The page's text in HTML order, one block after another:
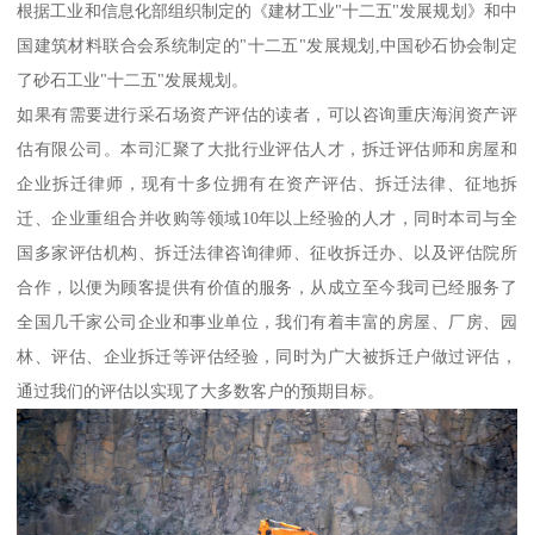
根据工业和信息化部组织制定的《建材工业"十二五"发展规划》和中
国建筑材料联合会系统制定的"十二五"发展规划,中国砂石协会制定
了砂石工业"十二五"发展规划。
如果有需要进行采石场资产评估的读者，可以咨询重庆海润资产评
估有限公司。本司汇聚了大批行业评估人才，拆迁评估师和房屋和
企业拆迁律师，现有十多位拥有在资产评估、拆迁法律、征地拆
迁、企业重组合并收购等领域10年以上经验的人才，同时本司与全
国多家评估机构、拆迁法律咨询律师、征收拆迁办、以及评估院所
合作，以便为顾客提供有价值的服务，从成立至今我司已经服务了
全国几千家公司企业和事业单位，我们有着丰富的房屋、厂房、园
林、评估、企业拆迁等评估经验，同时为广大被拆迁户做过评估，
通过我们的评估以实现了大多数客户的预期目标。